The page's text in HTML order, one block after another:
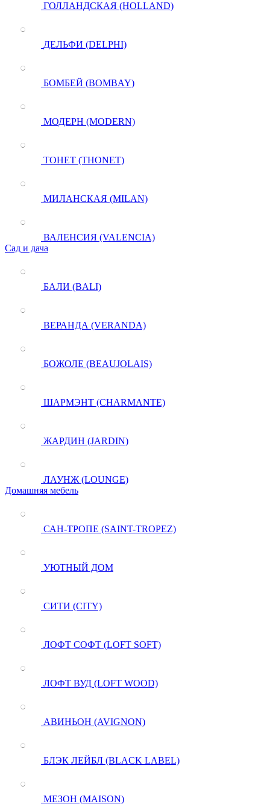
ГОЛЛАНДСКАЯ (HOLLAND)
ДЕЛЬФИ (DELPHI)
БОМБЕЙ (BOMBAY)
МОДЕРН (MODERN)
ТОНЕТ (THONET)
МИЛАНСКАЯ (MILAN)
ВАЛЕНСИЯ (VALENCIA)
Сад и дача
БАЛИ (BALI)
ВЕРАНДА (VERANDA)
БОЖОЛЕ (BEAUJOLAIS)
ШАРМЭНТ (CHARMANTE)
ЖАРДИН (JARDIN)
ЛАУНЖ (LOUNGE)
Домашняя мебель
САН-ТРОПЕ (SAINT-TROPEZ)
УЮТНЫЙ ДОМ
СИТИ (CITY)
ЛОФТ СОФТ (LOFT SOFT)
ЛОФТ ВУД (LOFT WOOD)
АВИНЬОН (AVIGNON)
БЛЭК ЛЕЙБЛ (BLACK LABEL)
МЕЗОН (MAISON)